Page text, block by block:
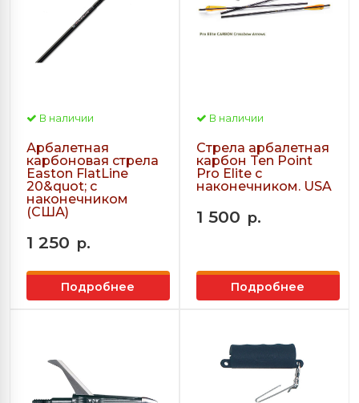
В наличии
Арбалетная
карбоновая стрела
Easton FlatLine
20&quot; с
наконечником
(США)
1 250 р.
Подробнее
В наличии
Стрела арбалетная
карбон Ten Point
Pro Elite с
наконечником. USA
1 500 р.
Подробнее